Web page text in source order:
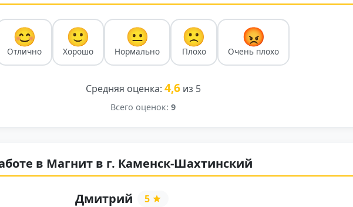
😊
Отлично
🙂
Хорошо
😐
Нормально
🙁
Плохо
😡
Очень плохо
Средняя оценка: 4,6из 5
Всего оценок: 9
в Магнит в г. Каменск-Шахтинский
Игорь 5